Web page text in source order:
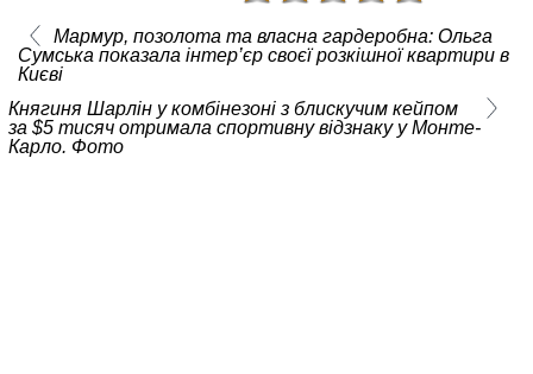
Мармур, позолота та власна гардеробна: Ольга
Сумська показала інтер’єр своєї розкішної квартири в
Києві
Княгиня Шарлін у комбінезоні з блискучим кейпом
за $5 тисяч отримала спортивну відзнаку у Монте-
Карло. Фото